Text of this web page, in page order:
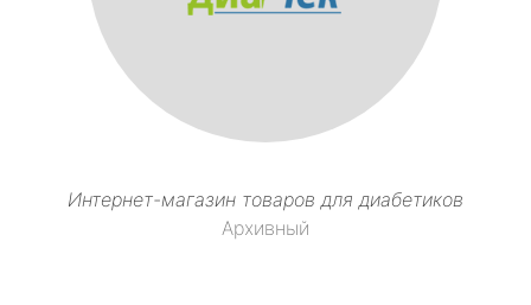
Интернет-магазин товаров для диабетиков
Архивный